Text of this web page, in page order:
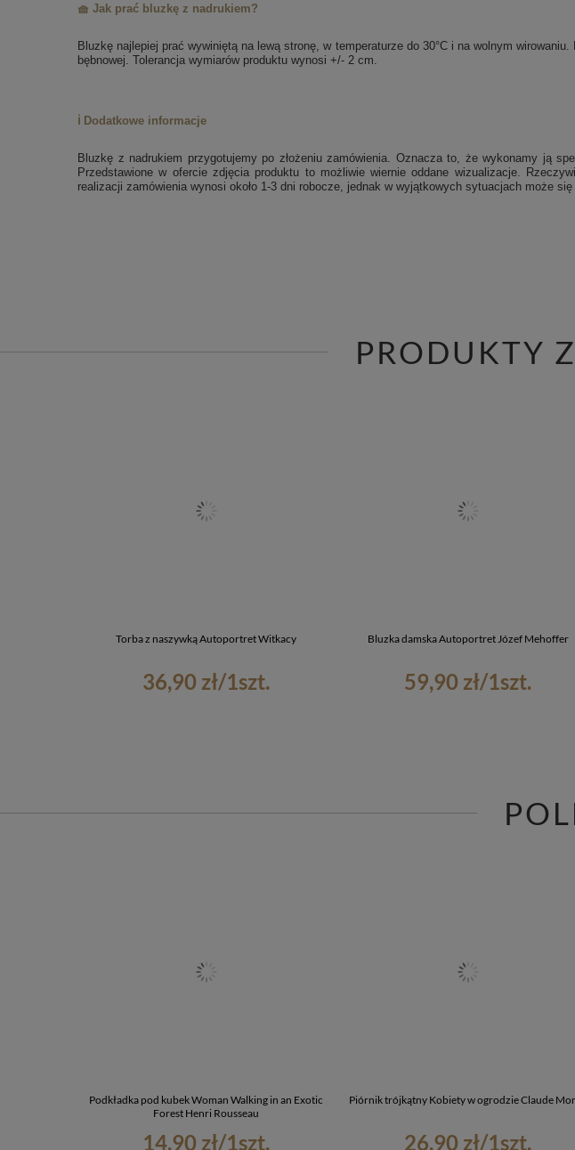
🧺 Jak prać bluzkę z nadrukiem?
Bluzkę najlepiej prać wywiniętą na lewą stronę, w temperaturze do 30°C i na wolnym
bębnowej. Tolerancja wymiarów produktu wynosi +/- 2 cm.
ℹ️ Dodatkowe informacje
Bluzkę z nadrukiem przygotujemy po złożeniu zamówienia. Oznacza to, że wykonamy ją
Przedstawione w ofercie zdjęcia produktu to możliwie wiernie oddane wizualizacje.
realizacji zamówienia wynosi około 1-3 dni robocze, jednak w wyjątkowych sytuacjach może się
PRODUKTY
Torba z naszywką Autoportret Witkacy
36,90 zł/1szt.
Bluzka damska Autoportret Józef Mehoffer
59,90 zł/1szt.
Podkładka pod kubek Woman Walking in an Exotic
Forest Henri Rousseau
14,90 zł/1szt.
Piórnik trójkątny Kobiety w ogrodzie Claude
26,90 zł/1szt.